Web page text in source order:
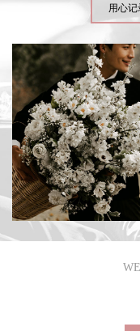
用心